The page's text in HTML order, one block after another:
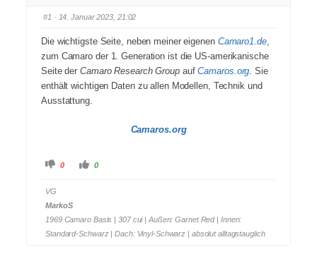
#1 · 14. Januar 2023, 21:02
Die wichtigste Seite, neben meiner eigenen Camaro1.de,
zum Camaro der 1. Generation ist die US-amerikanische
Seite derCamaro Research GroupaufCamaros.org . Sie
enthält wichtigen Daten zu allen Modellen, Technik und
Ausstattung.
Camaros.org
A
i
c
k
e
n
f
0
A
e
n
f
0
VG
MarkoS
1969 Camaro Basis | 307 cui | Außen: Garnet Red | Innen:
Standard-Schwarz | Dach: Vinyl-Schwarz | absolut alltagstauglich